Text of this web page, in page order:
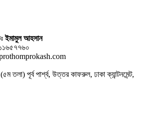
ইমামুল আহসান
(৫ম তলা) পূর্ব পার্শ্ব, উত্তর কাফরুল, ঢাকা ক্যান্টনমেন্ট,